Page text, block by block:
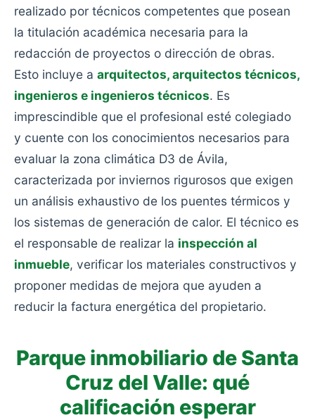
realizado por técnicos competentes que posean
la titulación académica necesaria para la
redacción de proyectos o dirección de obras.
Esto incluye a arquitectos, arquitectos técnicos,
ingenieros e ingenieros técnicos. Es
imprescindible que el profesional esté colegiado
y cuente con los conocimientos necesarios para
evaluar la zona climática D3 de Ávila,
caracterizada por inviernos rigurosos que exigen
un análisis exhaustivo de los puentes térmicos y
los sistemas de generación de calor. El técnico es
el responsable de realizar la inspección al
inmueble, verificar los materiales constructivos y
proponer medidas de mejora que ayuden a
reducir la factura energética del propietario.
Parque inmobiliario de Santa
Cruz del Valle: qué
calificación esperar